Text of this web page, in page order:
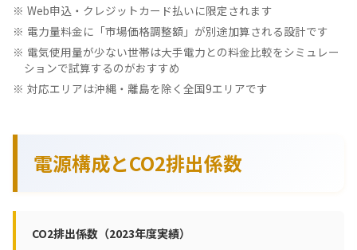
Web申込・クレジットカード払いに限定されます
電力量料金に「市場価格調整額」が別途加算される設計です
電気使用量が少ない世帯は大手電力との料金比較をシミュレー
ションで試算するのがおすすめ
対応エリアは沖縄・離島を除く全国9エリアです
電源構成とCO2排出係数
CO2排出係数（2023年度実績）